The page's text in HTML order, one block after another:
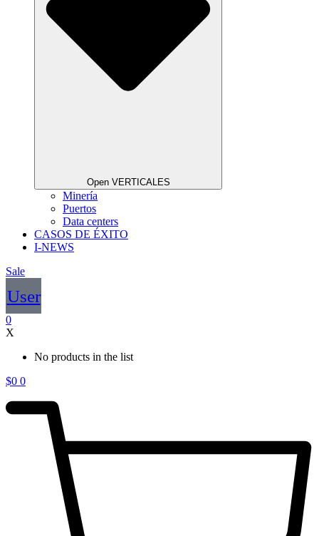
Open VERTICALES
Minería
Puertos
Data centers
CASOS DE ÉXITO
I-NEWS
Sale
User
0
X
No products in the list
$0 0